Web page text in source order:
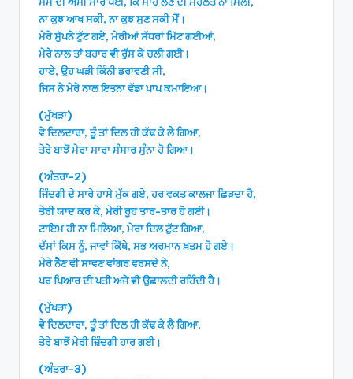
ਨਾ ਕੁਝ ਆਖ ਸਕੀ, ਨਾ ਕੁਝ ਸੁਣ ਸਕੀ ਮੈਂ।
ਮੇਰੇ ਸੁੱਪਨੇ ਟੁੱਟ ਗਏ, ਮੇਰੀਆਂ ਸੱਧਰਾਂ ਮਿੱਟ ਗਈਆਂ,
ਮੇਰੇ ਨਾਲ ਤਾਂ ਬਹਾਰ ਵੀ ਰੁੱਸ ਕੇ ਚਲੀ ਗਈ।
ਹਾਏ, ਉਹ ਘੜੀ ਕਿੰਨੀ ਡਰਾਵਣੀ ਸੀ,
ਜਿਸ ਨੇ ਮੇਰੇ ਨਾਲ ਇਤਨਾ ਵੱਡਾ ਪਾਪ ਕਮਾਇਆ।
(ਮੁੱਖੜਾ)
ਵੇ ਦਿਲਦਾਰਾ, ਤੂੰ ਤਾਂ ਦਿਲ ਹੀ ਕੱਢ ਕੇ ਲੈ ਗਿਆ,
ਤੇਰੇ ਬਾਝੋਂ ਮੇਰਾ ਸਾਰਾ ਸੰਸਾਰ ਸੁੰਨਾ ਹੋ ਗਿਆ।
(ਅੰਤਰਾ-2)
ਜਿੰਦਗੀ ਦੇ ਸਾਰੇ ਹਾਸੇ ਮੁੱਕ ਗਏ, ਹਰ ਵਕਤ ਕਾਲਜਾ ਛਿੜਦਾ ਹੈ,
ਤੇਰੀ ਯਾਦ ਕਰ ਕੇ, ਮੇਰੀ ਰੂਹ ਤਾਰ-ਤਾਰ ਹੋ ਗਈ।
ਟਾਇਮ ਹੀ ਨਾ ਮਿਲਿਆ, ਮੇਰਾ ਦਿਲ ਟੁੱਟ ਗਿਆ,
ਦੱਸਾਂ ਕਿਸ ਨੂੰ, ਜਾਵਾਂ ਕਿੱਥੇ, ਸਭ ਅਰਮਾਨ ਖ਼ਤਮ ਹੋ ਗਏ।
ਮੇਰੇ ਨੈਣ ਵੀ ਸਾਵਣ ਵਾਂਗਰ ਵਰਸਦੇ ਨੇ,
ਪਰ ਪਿਆਰ ਦੀ ਪਤੀ ਅਜੇ ਵੀ ਉਛਾਲਦੀ ਰਹਿੰਦੀ ਹੈ।
(ਮੁੱਖੜਾ)
ਵੇ ਦਿਲਦਾਰਾ, ਤੂੰ ਤਾਂ ਦਿਲ ਹੀ ਕੱਢ ਕੇ ਲੈ ਗਿਆ,
ਤੇਰੇ ਬਾਝੋਂ ਮੇਰੀ ਜ਼ਿੰਦਗੀ ਹਾਰ ਗਈ।
(ਅੰਤਰਾ-3)